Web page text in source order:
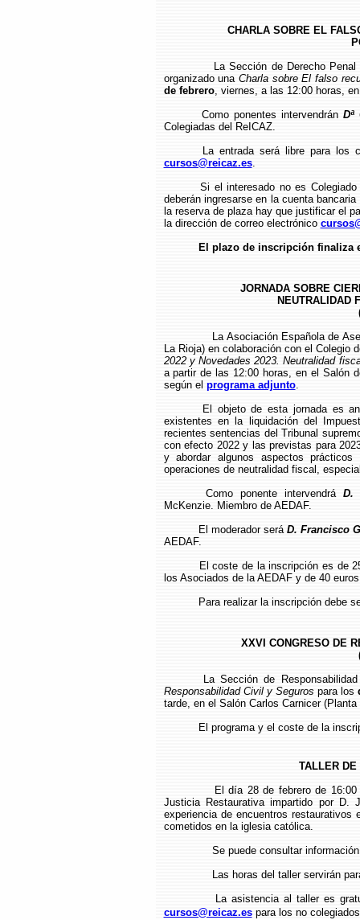
CHARLA SOBRE EL
La Sección de Derecho
organizado una Charla sobre El falso
de febrero, viernes, a las 12:00 horas,
Como ponentes intervendrán Dª
Colegiadas del ReICAZ.
La entrada será libre para los
cursos@reicaz.es.
Si el interesado no es
deberán ingresarse en la cuenta
la reserva de plaza hay que justificar el
la dirección de correo electrónico
El plazo de inscripción finaliza
JORNADA SOBRE
NEUTRALIDAD
La Asociación Española de
La Rioja) en colaboración con el Colegio
2022 y Novedades 2023. Neutralidad
a partir de las 12:00 horas, en el Salón
según el programa adjunto.
El objeto de esta jornada es
existentes en la liquidación del
recientes sentencias del Tribunal
con efecto 2022 y las previstas para
y abordar algunos aspectos
operaciones de neutralidad fiscal,
Como ponente intervendrá D.
McKenzie. Miembro de AEDAF.
El moderador será D. Francisco
AEDAF.
El coste de la inscripción es de
los Asociados de la AEDAF y de 40
Para realizar la inscripción debe
XXVI CONGRESO DE
La Sección de
Responsabilidad Civil y Seguros para los
tarde, en el Salón Carlos Carnicer
El programa y el coste de la
TALLER DE
El día 28 de febrero de
Justicia Restaurativa impartido por D.
experiencia de encuentros
cometidos en la iglesia católica.
Se puede consultar
Las horas del taller servirán
La asistencia al taller es
cursos@reicaz.es para los no